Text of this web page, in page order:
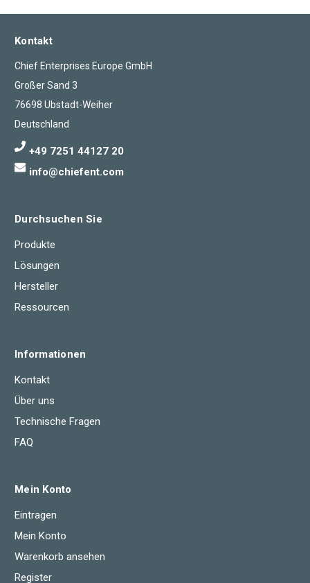
Kontakt
Chief Enterprises Europe GmbH
Großer Sand 3
76698 Ubstadt-Weiher
Deutschland
+49 7251 44127 20
info@chiefent.com
Durchsuchen Sie
Produkte
Lösungen
Hersteller
Ressourcen
Informationen
Kontakt
Über uns
Technische Fragen
FAQ
Mein Konto
Eintragen
Mein Konto
Warenkorb ansehen
Register